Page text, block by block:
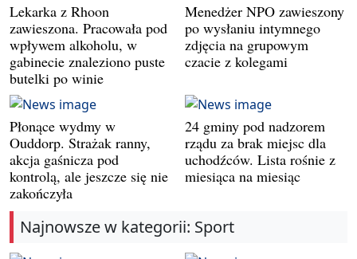
Lekarka z Rhoon
zawieszona. Pracowała pod
wpływem alkoholu, w
gabinecie znaleziono puste
butelki po winie
Menedżer NPO zawieszony
po wysłaniu intymnego
zdjęcia na grupowym
czacie z kolegami
Płonące wydmy w
Ouddorp. Strażak ranny,
akcja gaśnicza pod
kontrolą, ale jeszcze się nie
zakończyła
24 gminy pod nadzorem
rządu za brak miejsc dla
uchodźców. Lista rośnie z
miesiąca na miesiąc
Najnowsze w kategorii: Sport